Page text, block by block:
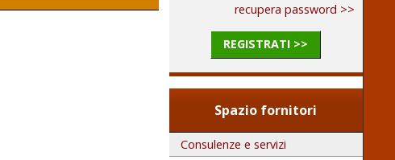
recupera password >>
REGISTRATI >>
Spazio fornitori
Consulenze e servizi